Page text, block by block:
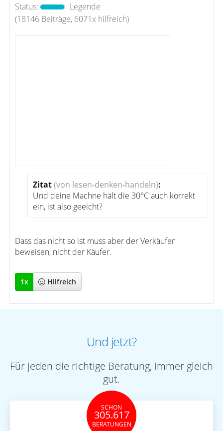
Status:
Legende
(18146 Beiträge, 6071x hilfreich)
Zitat(von lesen-denken-handeln):
Und deine Machne hält die 30°C auch korrekt
ein, ist also geeicht?
Dass das nicht so ist muss aber der Verkäufer
beweisen, nicht der Käufer.
1x Hilfreich
Und jetzt?
Für jeden die richtige Beratung, immer gleich
gut.
SCHON
305.617
BERATUNGEN